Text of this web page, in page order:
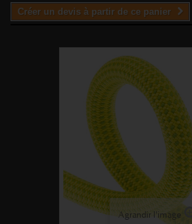
Créer un devis à partir de ce panier
Agrandir l'image